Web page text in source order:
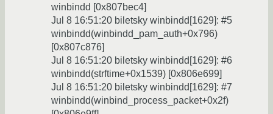
winbindd [0x807bec4]
Jul 8 16:51:20 biletsky winbindd[1629]: #5
winbindd(winbindd_pam_auth+0x796)
[0x807c876]
Jul 8 16:51:20 biletsky winbindd[1629]: #6
winbindd(strftime+0x1539) [0x806e699]
Jul 8 16:51:20 biletsky winbindd[1629]: #7
winbindd(winbind_process_packet+0x2f)